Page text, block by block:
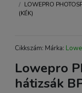
LOWEPRO
(KÉK)
Cikkszám: Márka:
Lowepro
hátizsák